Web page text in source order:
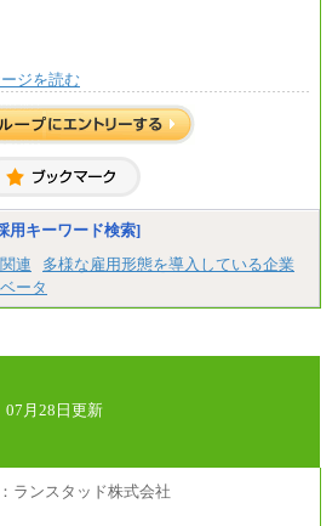
ジを読む
用キーワード検索]
連
多様な雇用形態を導入している企業
ータ
07月28日更新